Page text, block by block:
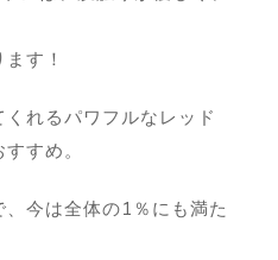
す！
れるパワフルなレッド
すめ。
今は全体の1％にも満た